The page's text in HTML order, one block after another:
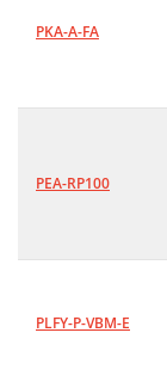
PKA-A-FA
PEA-RP100
PLFY-P-VBM-E